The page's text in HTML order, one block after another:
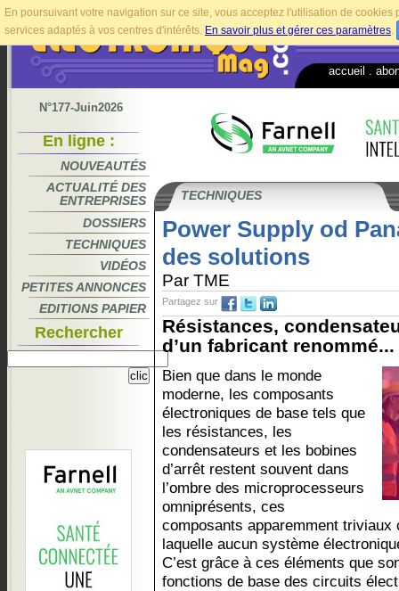
En poursuivant votre navigation sur ce site, vous acceptez l'utilisation de
services adaptés à vos centres d'intérêts. En savoir plus et gérer ces paramètres.
accueil
N°177-Juin2026
En ligne :
NOUVEAUTÉS
ACTUALITÉ DES
ENTREPRISES
DOSSIERS
TECHNIQUES
VIDÉOS
PETITES ANNONCES
EDITIONS PAPIER
Rechercher
TECHNIQUES
Power Supply od
des solutions
Par TME
Partagez sur
Résistances,
d’un fabricant renommé...
Bien que dans le monde
moderne, les composants
électroniques de base tels que
les résistances, les
condensateurs et les bobines
d’arrêt restent souvent dans
l’ombre des microprocesseurs
omniprésents, ces
composants apparemment
laquelle aucun système
C’est grâce à ces éléments que
fonctions de base des circuits